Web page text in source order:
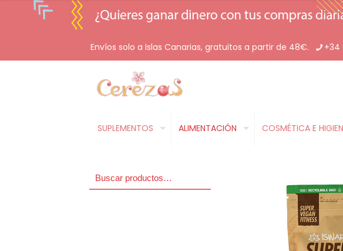
Envíos solo a Islas Canarias, gratuitos a partir de 48€. +34
SUPLEMENTOS ALIMENTACIÓN COSMÉTICA E